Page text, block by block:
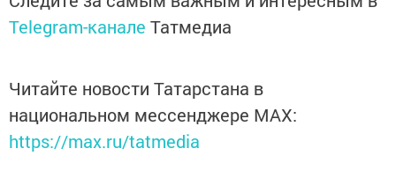
Telegram-канале Татмедиа
Читайте новости Татарстана в
национальном мессенджере MАХ:
https://max.ru/tatmedia